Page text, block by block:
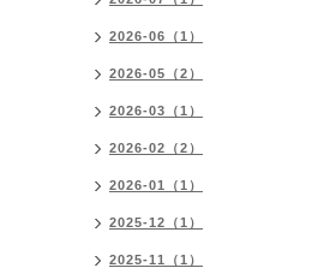
2026-06（1）
2026-05（2）
2026-03（1）
2026-02（2）
2026-01（1）
2025-12（1）
2025-11（1）